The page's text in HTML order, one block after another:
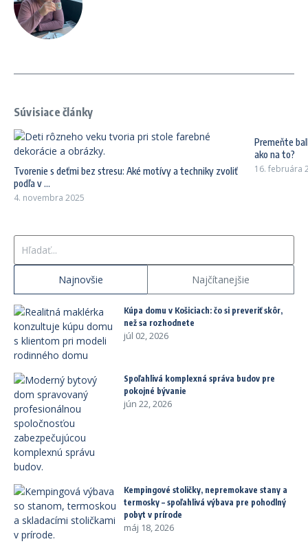
Súvisiace články
Tvorenie s deťmi bez stresu: Aké motívy a techniky zvoliť
podľa v ...
4. novembra 2025
Premeňte
ako na to?
16. februára
Najnovšie Najčítanejšie
Kúpa domu v Košiciach: čo si preveriť skôr,
než sa rozhodnete
júl 02, 2026
Spoľahlivá komplexná správa budov pre
pokojné bývanie
jún 22, 2026
Kempingové stoličky, nepremokave stany a
termosky – spoľahlivá výbava pre pohodlný
pobyt v prírode
máj 18, 2026